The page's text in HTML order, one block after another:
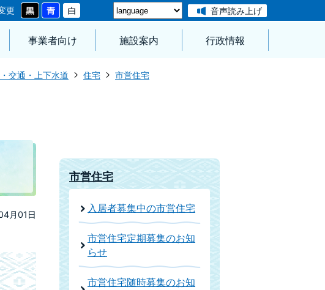
更 音声読み上げ
事業者向け 施設案内 行政情報
交通・上下水道 住宅
市営住宅
月01日
市営住宅
入居者募集中の市営住宅
市営住宅定期募集のお知
らせ
市営住宅随時募集のお知